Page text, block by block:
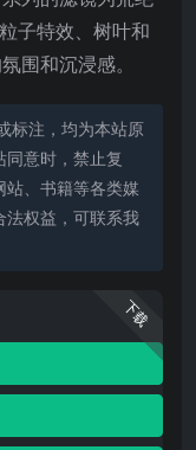
子特效、树叶和
围和沉浸感。
标注，均为本站原
意时，禁止复
、书籍等各类媒
法权益，可联系我
下载